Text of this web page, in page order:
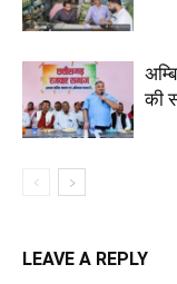
की
LEAVE A REPLY